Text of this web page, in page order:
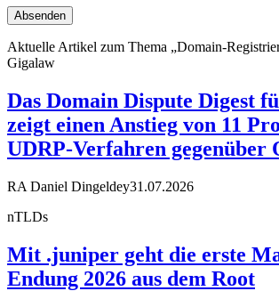
Aktuelle Artikel zum Thema „Domain-
Gigalaw
Das Domain Dispute Digest
zeigt einen Anstieg von 11
UDRP-Verfahren gegenüber
RA Daniel Dingeldey31.07.2026
nTLDs
Mit .juniper geht die erste
Endung 2026 aus dem Root